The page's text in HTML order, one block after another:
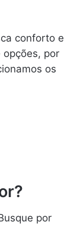
conforto e
opções, por
os
por